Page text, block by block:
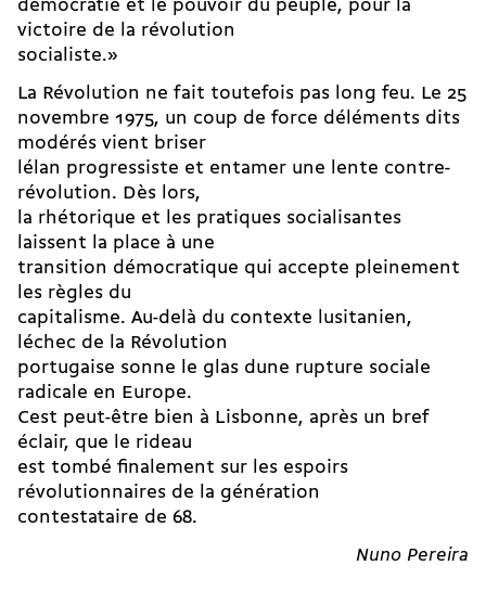
démocratie et le pouvoir du peuple, pour la
victoire de la révolution
socialiste.»
La Révolution ne fait toutefois pas long feu. Le 25
novembre 1975, un coup de force déléments dits
modérés vient briser
lélan progressiste et entamer une lente contre-
révolution. Dès lors,
la rhétorique et les pratiques socialisantes
laissent la place à une
transition démocratique qui accepte pleinement
les règles du
capitalisme. Au-delà du contexte lusitanien,
léchec de la Révolution
portugaise sonne le glas dune rupture sociale
radicale en Europe.
Cest peut-être bien à Lisbonne, après un bref
éclair, que le rideau
est tombé finalement sur les espoirs
révolutionnaires de la génération
contestataire de 68.
Nuno Pereira